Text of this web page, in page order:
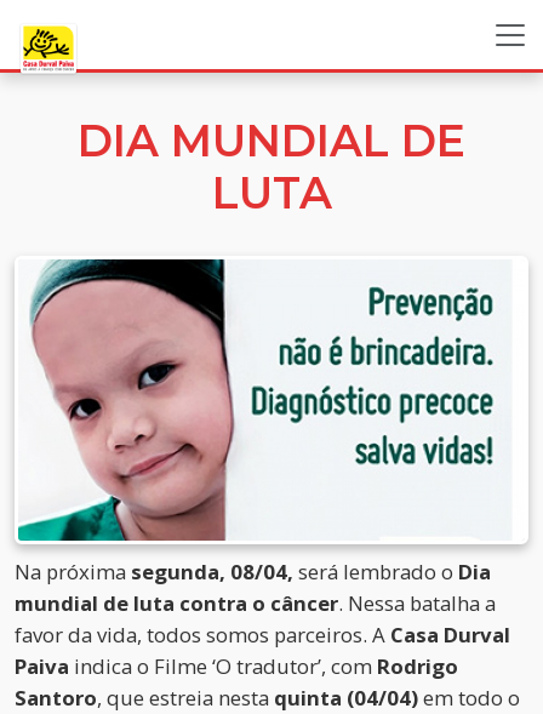
DIA MUNDIAL DE
LUTA
Na próxima segunda, 08/04, será lembrado o Dia
mundial de luta contra o câncer. Nessa batalha a
favor da vida, todos somos parceiros. A Casa Durval
Paiva indica o Filme ‘O tradutor’, com Rodrigo
Santoro, que estreia nesta quinta (04/04)em todo o